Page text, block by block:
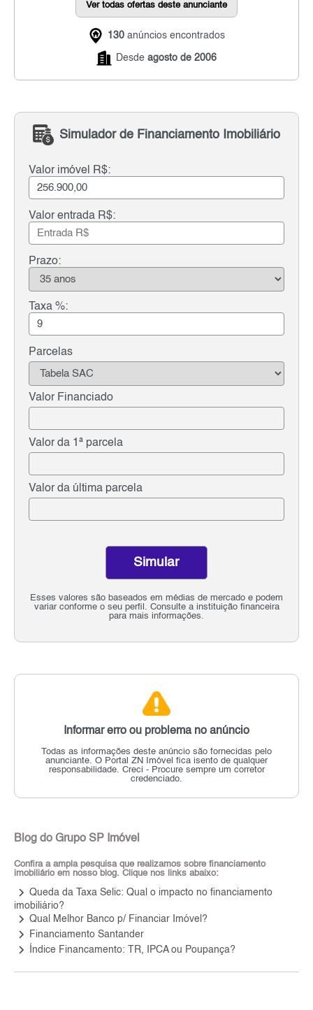
Ver todas ofertas deste anunciante
130 anúncios encontrados
Desde agosto de 2006
Simulador de Financiamento Imobiliário
Valor imóvel R$:
Valor entrada R$:
Prazo:
Taxa %:
Parcelas
Valor Financiado
Valor da 1ª parcela
Valor da última parcela
Esses valores são baseados em médias de mercado e podem
variar conforme o seu perfil. Consulte a instituição financeira
para mais informações.
Simular
Informar erro ou problema no anúncio
Todas as informações deste anúncio são fornecidas pelo
anunciante. O Portal ZN Imóvel fica isento de qualquer
responsabilidade. Creci - Procure sempre um corretor
credenciado.
Blog do Grupo SP Imóvel
Confira a ampla pesquisa que realizamos sobre financiamento
imobiliário em nosso blog. Clique nos links abaixo:
keyboard_arrow_right Queda da Taxa Selic: Qual o impacto no financiamento
imobiliário?
keyboard_arrow_right Qual Melhor Banco p/ Financiar Imóvel?
keyboard_arrow_right Financiamento Santander
keyboard_arrow_right Índice Financamento: TR, IPCA ou Poupança?